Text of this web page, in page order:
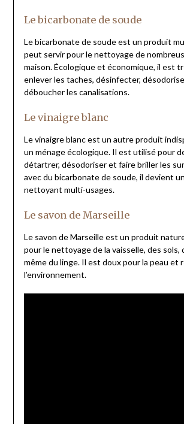
Le bicarbonate de soude
Le bicarbonate de soude est un produit
peut servir pour le nettoyage de
maison. Écologique et économique, il est
enlever les taches, désinfecter,
déboucher les canalisations.
Le vinaigre blanc
Le vinaigre blanc est un autre produit
un ménage écologique. Il est utilisé pour
détartrer, désodoriser et faire briller les
avec du bicarbonate de soude, il devient
nettoyant multi-usages.
Le savon de Marseille
Le savon de Marseille est un produit
pour le nettoyage de la vaisselle, des sols,
même du linge. Il est doux pour la peau et
l’environnement.